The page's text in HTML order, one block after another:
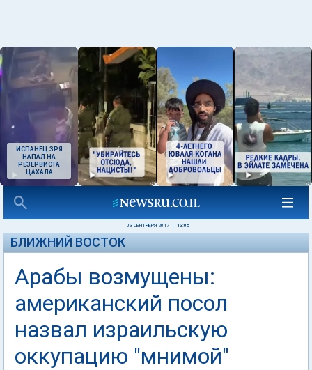
ИСПАНЕЦ ЗРЯ
НАПАЛ НА
РЕЗЕРВИСТА
ЦАХАЛА
03 СЕНТЯБРЯ 2017 13:05
БЛИЖНИЙ ВОСТОК
Арабы возмущены:
американский посол
назвал израильскую
оккупацию "мнимой"